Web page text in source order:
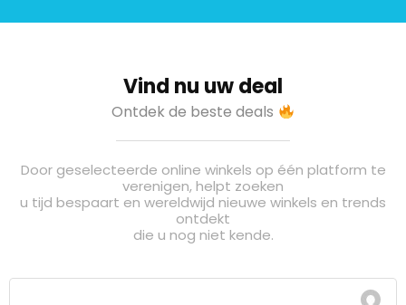
Vind nu uw deal
Ontdek de beste deals
Door geselecteerde online winkels op één platform te
verenigen, helpt zoeken
u tijd bespaart en wereldwijd nieuwe winkels en trends
ontdekt
die u nog niet kende.